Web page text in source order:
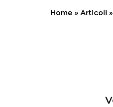
Home » Articoli »